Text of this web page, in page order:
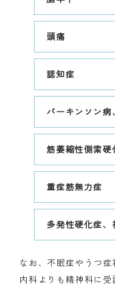
頭痛
認知症
パーキンソン病
筋萎縮性側索硬
重症筋無力症
多発性硬化症、
なお、不眠症やうつ
内科よりも精神科に受